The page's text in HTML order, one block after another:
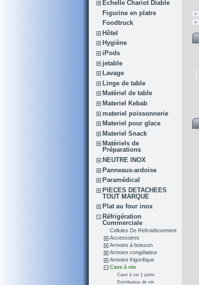
Echelle Chariot Diable
Figurine en platre
Foodtruck
Hôtel
Hygiène
iPods
jetable
Lavage
Linge de table
Matériel de table
Materiel Kebab
materiel poissonnerie
Materiel pour glace
Materiel Snack
Matériels de
Préparations
NEUTRE INOX
Panneaux-ardoise
Paramédical
PIECES DETACHEES
TOUT MARQUE
Plat au four inox
Réfrigération
Commerciale
Cellules De Refroidissement
Accessoires
Armoire à boisson
Armoire congélateur
Armoire frigorifique
Cave à vin
Cave à vin 1 porte
Distributeur de vin
Armoire cave...